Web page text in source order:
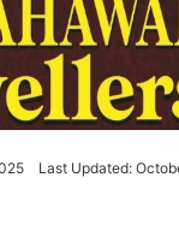
Last Updated: